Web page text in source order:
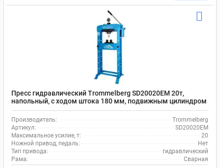
Пресс гидравлический Trommelberg SD20020EM 20т,
напольный, с ходом штока 180 мм, подвижным цилиндром
Производитель:
Trommelberg
Артикул:
SD20020EM
Максимальное усилие, т:
20
Ножной привод, педаль:
Нет
Тип привода:
гидравлический
Рама:
Сварная